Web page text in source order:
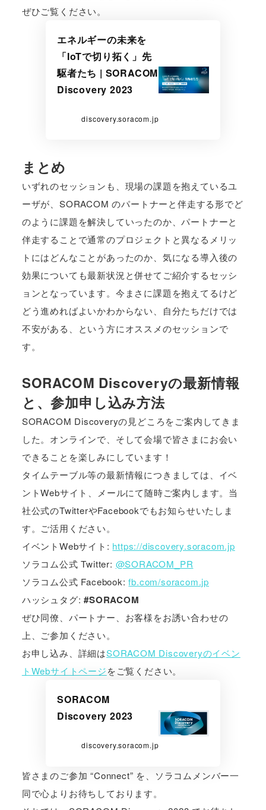
ぜひご覧ください。
エネルギーの未来を
「IoTで切り拓く」先
駆者たち | SORACOM
Discovery 2023
discovery.soracom.jp
まとめ
いずれのセッションも、現場の課題を抱えているユ
ーザが、SORACOM のパートナーと伴走する形でど
のように課題を解決していったのか、パートナーと
伴走することで通常のプロジェクトと異なるメリッ
トにはどんなことがあったのか、気になる導入後の
効果についても最新状況と併せてご紹介するセッシ
ョンとなっています。今まさに課題を抱えてるけど
どう進めればよいかわからない、自分たちだけでは
不安がある、という方にオススメのセッションで
す。
SORACOM Discoveryの最新情報
と、参加申し込み方法
SORACOM Discoveryの見どころをご案内してきま
した。オンラインで、そして会場で皆さまにお会い
できることを楽しみにしています！
タイムテーブル等の最新情報につきましては、イベ
ントWebサイト、メールにて随時ご案内します。当
社公式のTwitterやFacebookでもお知らせいたしま
す。ご活用ください。
イベントWebサイト: https://discovery.soracom.jp
ソラコム公式 Twitter: @SORACOM_PR
ソラコム公式 Facebook:fb.com/soracom.jp
ハッシュタグ:#SORACOM
ぜひ同僚、パートナー、お客様をお誘い合わせの
上、ご参加ください。
お申し込み、詳細はSORACOM Discoveryのイベン
トWebサイトページをご覧ください。
SORACOM
Discovery 2023
discovery.soracom.jp
皆さまのご参加 “Connect” を、ソラコムメンバー一
同で心よりお待ちしております。